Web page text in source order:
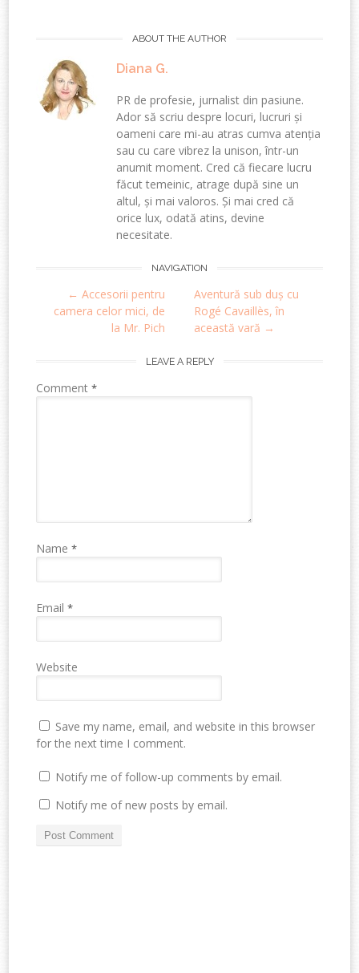
ABOUT THE AUTHOR
Diana G.
PR de profesie, jurnalist din pasiune.
Ador să scriu despre locuri, lucruri și
oameni care mi-au atras cumva atenția
sau cu care vibrez la unison, într-un
anumit moment. Cred că fiecare lucru
făcut temeinic, atrage după sine un
altul, și mai valoros. Și mai cred că
orice lux, odată atins, devine
necesitate.
navigation
NAVIGATION
← Accesorii pentru
camera celor mici, de
la Mr. Pich
Aventură sub duș cu
Rogé Cavaillès, în
această vară →
LEAVE A REPLY
Comment*
Name*
Email*
Website
Save my name, email, and website in this browser
for the next time I comment.
Notify me of follow-up comments by email.
Notify me of new posts by email.